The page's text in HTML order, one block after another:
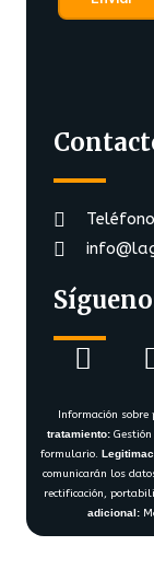
Información sobre
tratamiento:
formulario.
comunicarán los
rectificación,
adicional: